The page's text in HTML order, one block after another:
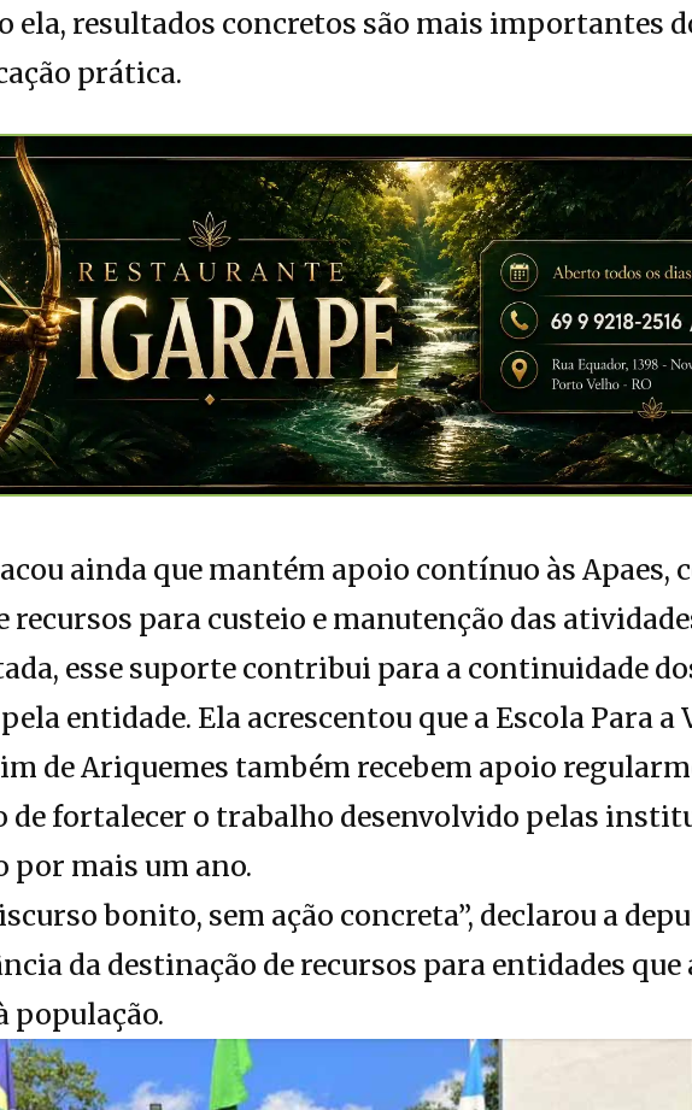
ela, resultados concretos são mais importantes
prática.
ainda que mantém apoio contínuo às Apaes,
recursos para custeio e manutenção das
esse suporte contribui para a continuidade
entidade. Ela acrescentou que a Escola Para a
de Ariquemes também recebem apoio
de fortalecer o trabalho desenvolvido pelas
por mais um ano.
bonito, sem ação concreta”, declarou a
da destinação de recursos para entidades que
população.